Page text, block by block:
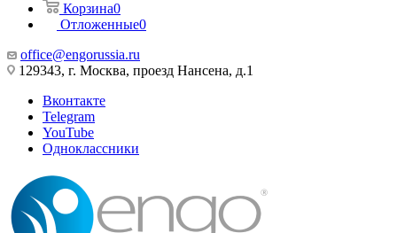
Корзина0
Отложенные0
office@engorussia.ru
129343, г. Москва, проезд Нансена, д.1
Вконтакте
Telegram
YouTube
Одноклассники